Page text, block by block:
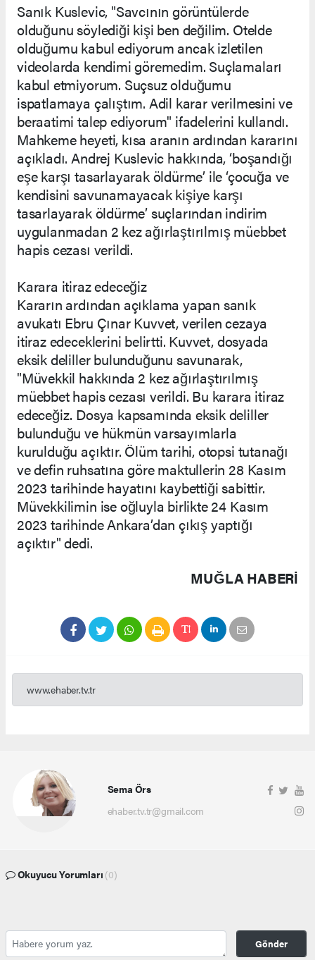
Sanık Kuslevic, "Savcının görüntülerde
olduğunu söylediği kişi ben değilim. Otelde
olduğumu kabul ediyorum ancak izletilen
videolarda kendimi göremedim. Suçlamaları
kabul etmiyorum. Suçsuz olduğumu
ispatlamaya çalıştım. Adil karar verilmesini ve
beraatimi talep ediyorum" ifadelerini kullandı.
Mahkeme heyeti, kısa aranın ardından kararını
açıkladı. Andrej Kuslevic hakkında, ‘boşandığı
eşe karşı tasarlayarak öldürme’ ile ‘çocuğa ve
kendisini savunamayacak kişiye karşı
tasarlayarak öldürme’ suçlarından indirim
uygulanmadan 2 kez ağırlaştırılmış müebbet
hapis cezası verildi.
Karara itiraz edeceğiz
Kararın ardından açıklama yapan sanık
avukatı Ebru Çınar Kuvvet, verilen cezaya
itiraz edeceklerini belirtti. Kuvvet, dosyada
eksik deliller bulunduğunu savunarak,
"Müvekkil hakkında 2 kez ağırlaştırılmış
müebbet hapis cezası verildi. Bu karara itiraz
edeceğiz. Dosya kapsamında eksik deliller
bulunduğu ve hükmün varsayımlarla
kurulduğu açıktır. Ölüm tarihi, otopsi tutanağı
ve defin ruhsatına göre maktullerin 28 Kasım
2023 tarihinde hayatını kaybettiği sabittir.
Müvekkilimin ise oğluyla birlikte 24 Kasım
2023 tarihinde Ankara’dan çıkış yaptığı
açıktır" dedi.
MUĞLA HABERİ
www.ehaber.tv.tr
Sema Örs
ehaber.tv.tr@gmail.com
Okuyucu Yorumları (0)
Gönder